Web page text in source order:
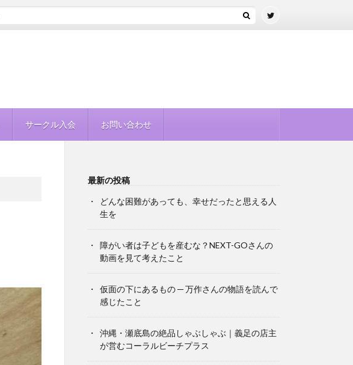
サークル入会 お問い合わせ
最新の投稿
どんな困難があっても、幸せだったと思える人
生を
障がい者は子どもを産むな？NEXT-GOさんの
動画を見て考えたこと
仮面の下にあるもの ─ 万作さんの物語を読んで
感じたこと
沖縄・瀬底島の絶品しゃぶしゃぶ｜義足の店主
が営むコーラルビーチプラス